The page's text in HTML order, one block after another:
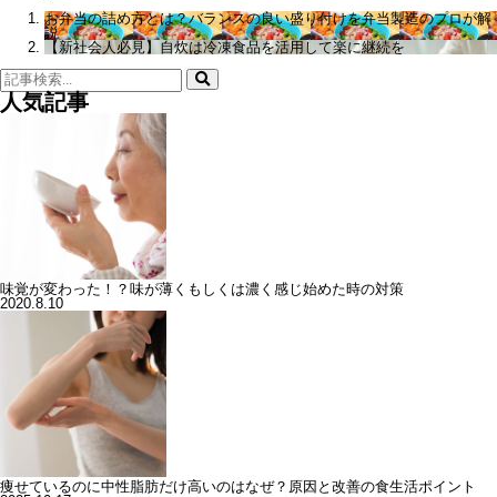
お弁当の詰め方とは？バランスの良い盛り付けを弁当製造のプロが解
説
【新社会人必見】自炊は冷凍食品を活用して楽に継続を
検
索:
人気記事
味覚が変わった！？味が薄くもしくは濃く感じ始めた時の対策
2020.8.10
痩せているのに中性脂肪だけ高いのはなぜ？原因と改善の食生活ポイント